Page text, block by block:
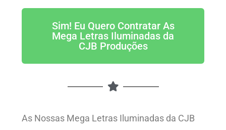
Sim! Eu Quero Contratar As
Mega Letras Iluminadas da
CJB Produções
As Nossas Mega Letras Iluminadas da CJB